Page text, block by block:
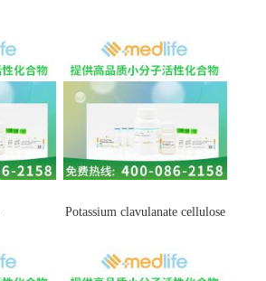
Potassium clavulanate cellulose